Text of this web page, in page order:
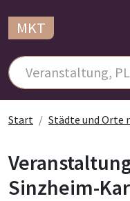
MKT
Start Städte und Orte
Sinzheim-